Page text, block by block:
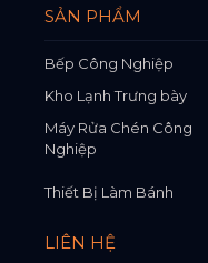
SẢN PHẨM
Bếp Công Nghiệp
Kho Lạnh Trưng bày
Máy Rửa Chén Công
Nghiệp
Thiết Bị Làm Bánh
LIÊN HỆ